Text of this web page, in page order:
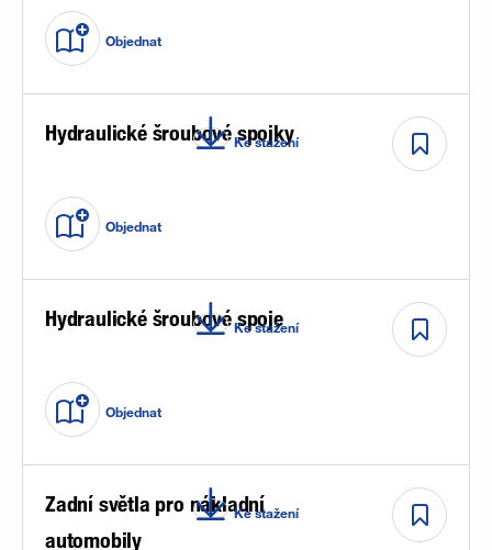
Objednat
Hydraulické šroubové spojky
Objednat
Ke stažení
Hydraulické šroubové spoje
Objednat
Ke stažení
Zadní světla pro nákladní
automobily
Ke stažení